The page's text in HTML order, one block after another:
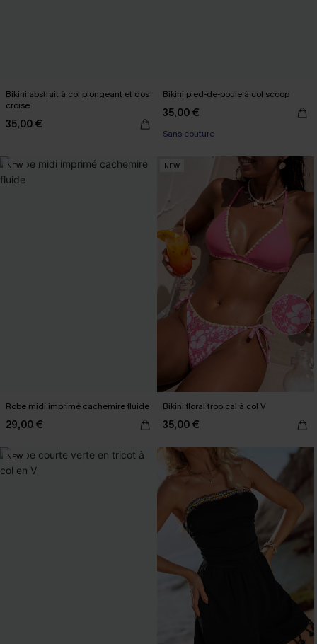
Bikini abstrait à col plongeant et dos
croisé
35,00 €
Bikini pied-de-poule à col scoop
35,00 €
Sans couture
NEW
Robe midi imprimé cachemire fluide
29,00 €
NEW
Bikini floral tropical à col V
35,00 €
NEW